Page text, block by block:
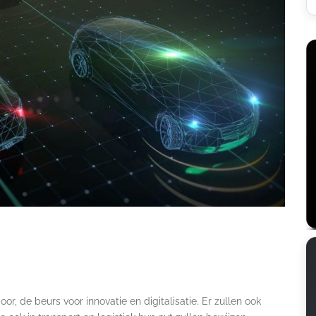
de beurs voor innovatie en digitalisatie. Er zullen ook